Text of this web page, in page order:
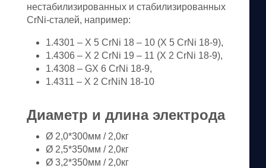
нестабилизированных и стабилизированных
CrNi-сталей, например:
1.4301 – X 5 CrNi 18 – 10 (Х 5 CrNi 18-9),
1.4306 – X 2 CrNi 19 – 11 (X 2 CrNi 18-9),
1.4308 – GX 6 CrNi 18-9,
1.4311 – X 2 CrNiN 18-10
Диаметр и длина электрода
Ø 2,0*300мм / 2,0кг
Ø 2,5*350мм / 2,0кг
Ø 3,2*350мм / 2,0кг